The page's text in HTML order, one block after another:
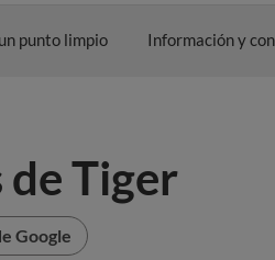
punto limpio Información y
Tiger
Google